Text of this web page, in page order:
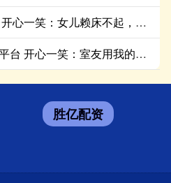
长城配资平台 开心一笑：女儿赖床不起，老公灵光一闪，啪的一声……
杠杆配资炒股平台 开心一笑：室友用我的手机给班花疯狂示爱，可没想到刚拨通……
胜亿配资